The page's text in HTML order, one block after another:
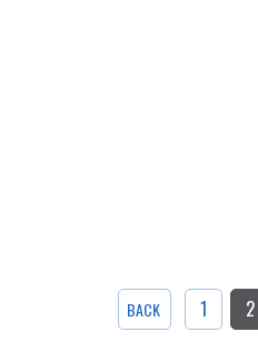
BACK 1 2